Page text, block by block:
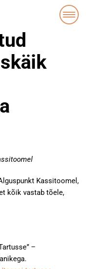
Kassitoomel,
kõik vastab tõele,
–